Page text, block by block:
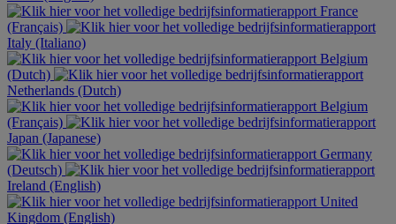
France
(Français)
Italy (Italiano)
Belgium
(Dutch)
Netherlands (Dutch)
Belgium
(Français)
Japan (Japanese)
Germany
(Deutsch)
Ireland (English)
United
Kingdom (English)